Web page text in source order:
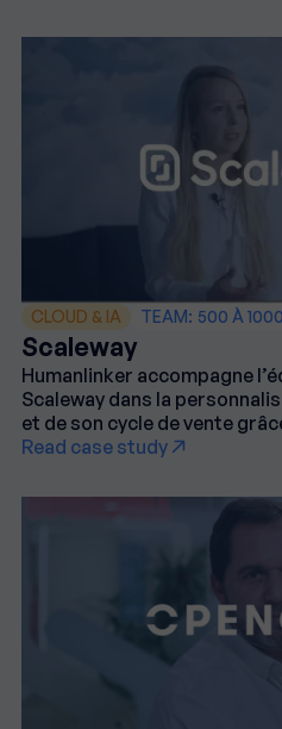
CLOUD & IA TEAM: 500 À
Scaleway
Humanlinker accompagne
Scaleway dans la
et de son cycle de vente
Read case study